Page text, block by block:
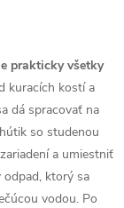
prakticky všetky
kuracích kostí a
dá spracovať na
so studenou
a umiestniť
ktorý sa
vodou. Po